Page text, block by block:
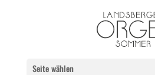
Seite wählen